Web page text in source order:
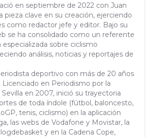
en septiembre de 2022 con Juan
pieza clave en su creación, ejerciendo
como redactor jefe y editor. Bajo su
se ha consolidado como un referente
sobre ciclismo
análisis, noticias y reportajes de
deportivo con más de 20 años
Licenciado en Periodismo por la
en 2007, inició su trayectoria
de toda índole (fútbol, baloncesto,
tenis, ciclismo) en la aplicación
las webs de Vodafone y Movistar, la
y en la Cadena Cope,